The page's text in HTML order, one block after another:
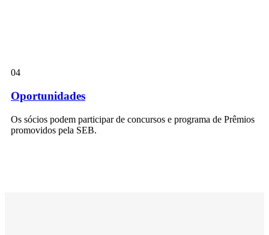
04
Oportunidades
Os sócios podem participar de concursos e programa de Prêmios
promovidos pela SEB.